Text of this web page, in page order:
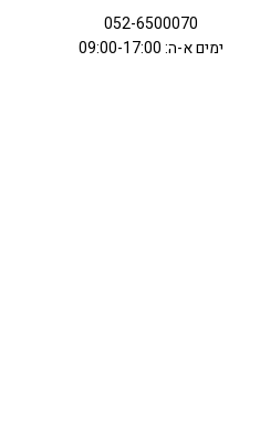
052-6500070
ימים א-ה: 09:00-17:00